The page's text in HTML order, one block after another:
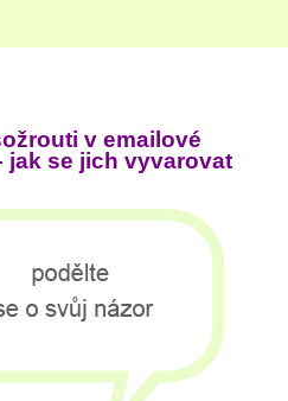
v emailové
jak se jich vyvarovat